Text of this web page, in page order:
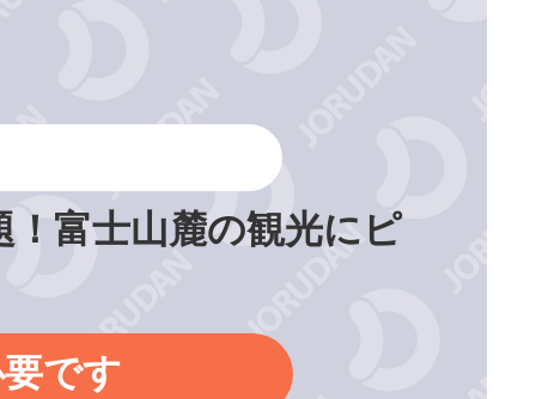
富士山麓の観光にピ
です